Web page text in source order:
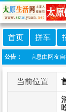
首页 拼车
公告：
本栏目信息由网友自
当前位置